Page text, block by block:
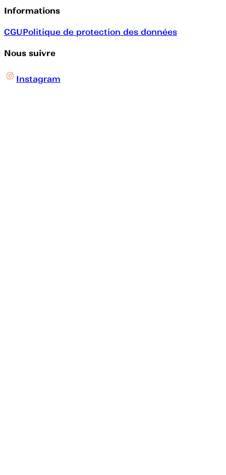
Informations
CGUPolitique de protection des données
Nous suivre
Instagram